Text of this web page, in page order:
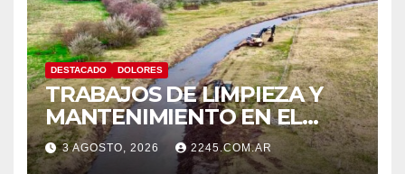
DESTACADO DOLORES
TRABAJOS DE LIMPIEZA Y
MANTENIMIENTO EN EL
CANAL LA PICASA
3 AGOSTO, 2026 2245.COM.AR